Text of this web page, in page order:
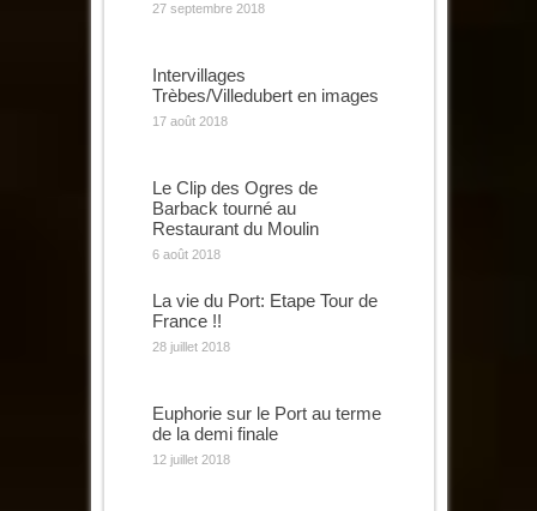
27 septembre 2018
Intervillages
Trèbes/Villedubert en images
17 août 2018
Le Clip des Ogres de
Barback tourné au
Restaurant du Moulin
6 août 2018
La vie du Port: Etape Tour de
France !!
28 juillet 2018
Euphorie sur le Port au terme
de la demi finale
12 juillet 2018